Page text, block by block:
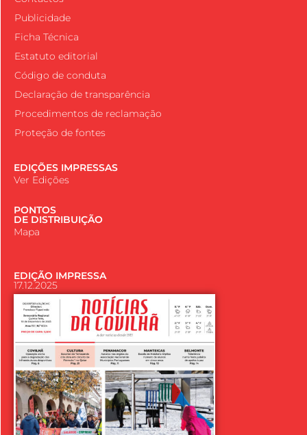
Publicidade
Ficha Técnica
Estatuto editorial
Código de conduta
Declaração de transparência
Procedimentos de reclamação
Proteção de fontes
EDIÇÕES IMPRESSAS
Ver Edições
PONTOS
DE DISTRIBUIÇÃO
Mapa
EDIÇÃO IMPRESSA
17.12.2025